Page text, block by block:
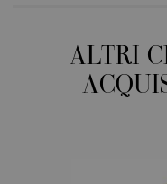
ALTRI